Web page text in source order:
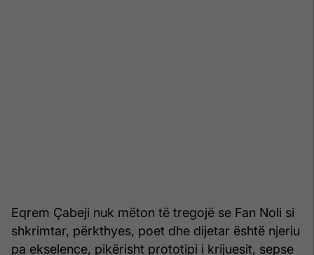
Eqrem Çabeji nuk mëton të tregojë se Fan Noli si
shkrimtar, përkthyes, poet dhe dijetar është njeriu
pa ekselence, pikërisht prototipi i krijuesit, sepse